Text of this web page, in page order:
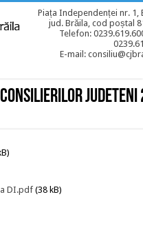
Piața Independenței nr. 1,
jud. Brăila, cod poștal
Telefon:
E-mail:
judeteni
DI.pdf (38 kB)